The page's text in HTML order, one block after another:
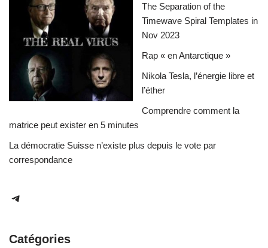
The Separation of the
Timewave Spiral Templates in
Nov 2023
Rap « en Antarctique »
Nikola Tesla, l’énergie libre et
l’éther
Comprendre comment la
matrice peut exister en 5 minutes
La démocratie Suisse n’existe plus depuis le vote par
correspondance
Catégories